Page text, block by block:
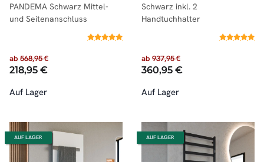
PANDEMA Schwarz Mittel-
und Seitenanschluss
ab 568,95 €
218,95 €
Auf Lager
Schwarz inkl. 2
Handtuchhalter
ab 937,95 €
360,95 €
Auf Lager
AUF LAGER AUF LAGER